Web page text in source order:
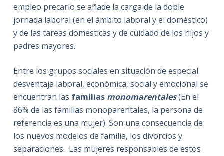
empleo precario se añade la carga de la doble
jornada laboral (en el ámbito laboral y el doméstico)
y de las tareas domesticas y de cuidado de los hijos y
padres mayores.
Entre los grupos sociales en situación de especial
desventaja laboral, económica, social y emocional se
encuentran las familias monomarentales(En el
86% de las familias monoparentales, la persona de
referencia es una mujer). Son una consecuencia de
los nuevos modelos de familia, los divorcios y
separaciones. Las mujeres responsables de estos